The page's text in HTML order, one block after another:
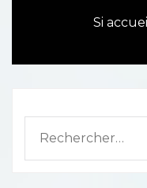
Si